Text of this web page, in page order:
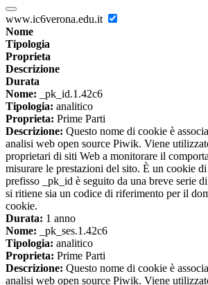
www.ic6verona.edu.it
Nome
Tipologia
Proprieta
Descrizione
Durata
Nome: _pk_id.1.42c6
Tipologia: analitico
Proprieta: Prime Parti
Descrizione: Questo nome di cookie è
analisi web open source Piwik. Viene
proprietari di siti Web a monitorare il
misurare le prestazioni del sito. È un cookie
prefisso _pk_id è seguito da una breve serie
si ritiene sia un codice di riferimento per il
cookie.
Durata: 1 anno
Nome: _pk_ses.1.42c6
Tipologia: analitico
Proprieta: Prime Parti
Descrizione: Questo nome di cookie è
analisi web open source Piwik. Viene